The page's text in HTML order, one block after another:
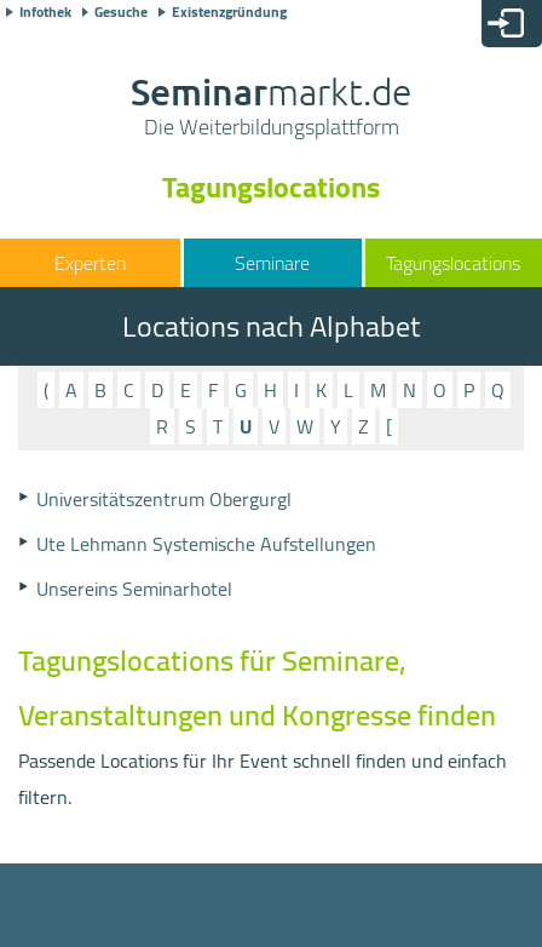
Infothek Gesuche Existenzgründung
Seminarmarkt.de
Die Weiterbildungsplattform
Tagungslocations
Seminare Tagungslocations
Locations nach Alphabet
( A B C D E F G H I K L M N O P Q
R S T U V W Y Z [
Universitätszentrum Obergurgl
Ute Lehmann Systemische Aufstellungen
Unsereins Seminarhotel
Tagungslocations für Seminare,
Veranstaltungen und Kongresse finden
Passende Locations für Ihr Event schnell finden und einfach
filtern.